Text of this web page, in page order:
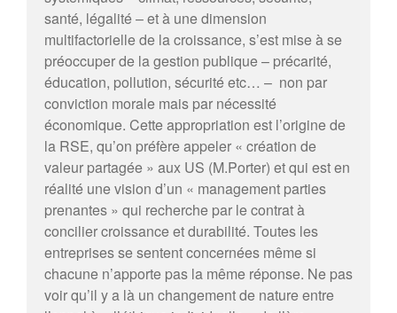
santé, légalité – et à une dimension
multifactorielle de la croissance, s’est mise à se
préoccuper de la gestion publique – précarité,
éducation, pollution, sécurité etc… – non par
conviction morale mais par nécessité
économique. Cette appropriation est l’origine de
la RSE, qu’on préfère appeler « création de
valeur partagée » aux US (M.Porter) et qui est en
réalité une vision d’un « management parties
prenantes » qui recherche par le contrat à
concilier croissance et durabilité. Toutes les
entreprises se sentent concernées même si
chacune n’apporte pas la même réponse. Ne pas
voir qu’il y a là un changement de nature entre